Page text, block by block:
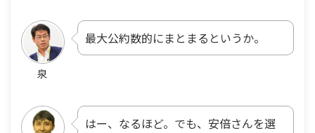
泉
最大公約数的にまとまるというか。
はー、なるほど。でも、安倍さんを選